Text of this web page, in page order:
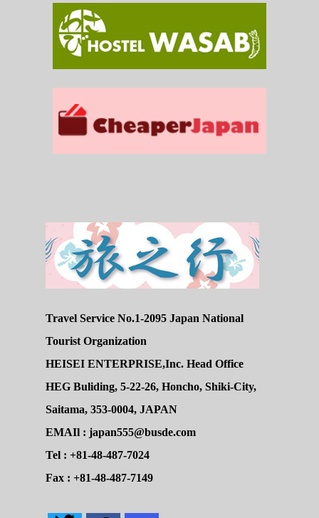
Travel Service No.1-2095 Japan National
Tourist Organization
HEISEI ENTERPRISE,Inc. Head Office
HEG Buliding, 5-22-26, Honcho, Shiki-City,
Saitama, 353-0004, JAPAN
EMAIl : japan555@busde.com
Tel : +81-48-487-7024
Fax : +81-48-487-7149